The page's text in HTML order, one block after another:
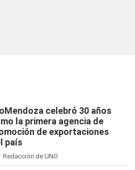
celebró 30 años
la primera agencia de
de exportaciones
país
de UNO